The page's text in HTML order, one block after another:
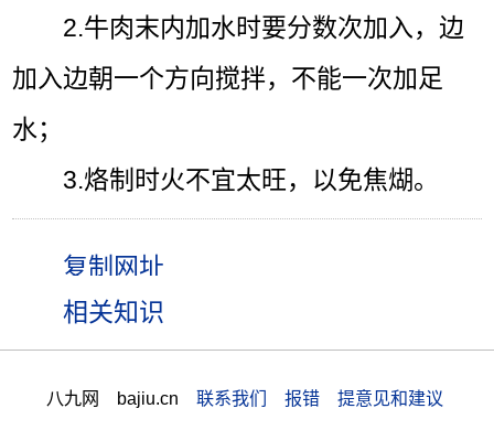
2.牛肉末内加水时要分数次加入，边
加入边朝一个方向搅拌，不能一次加足
水；
3.烙制时火不宜太旺，以免焦煳。
相关知识
八九网 bajiu.cn 联系我们 报错 提意见和建议